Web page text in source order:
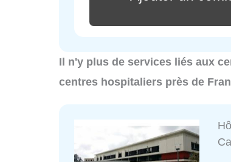
Il n'y plus de services liés aux
centres hospitaliers près de